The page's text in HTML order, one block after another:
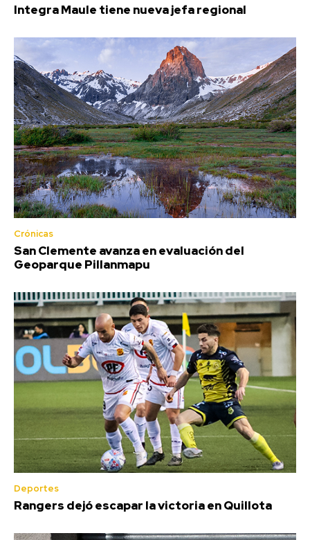
Integra Maule tiene nueva jefa regional
Crónicas
San Clemente avanza en evaluación del
Geoparque Pillanmapu
Deportes
Rangers dejó escapar la victoria en Quillota